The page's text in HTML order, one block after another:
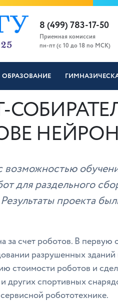
8 (499) 783-17-50
Приемная комиссия
пн-пт (с 10 до 18 по МСК)
ОБРАЗОВАНИЕ
для раздельного
проекта
за счет роботов. В
разрушенных
стоимости роботов и
других спортивных
робототехнике.